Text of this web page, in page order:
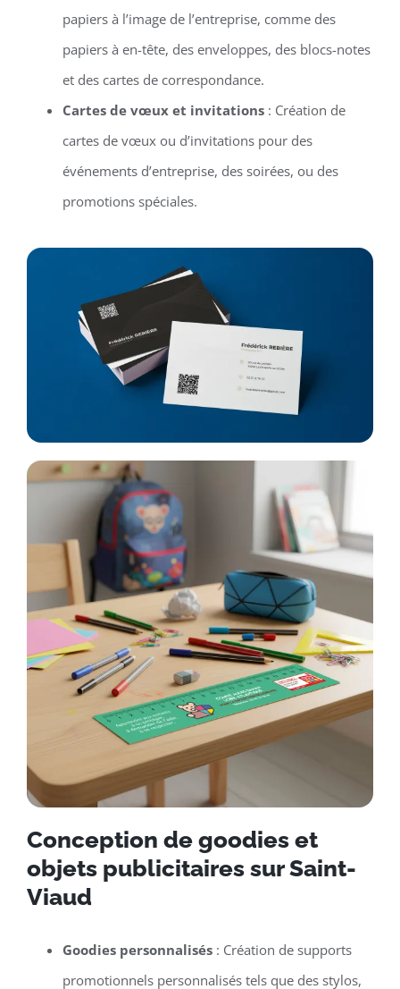
papiers à l’image de l’entreprise, comme des
papiers à en-tête, des enveloppes, des blocs-notes
et des cartes de correspondance.
Cartes de vœux et invitations: Création de
cartes de vœux ou d’invitations pour des
événements d’entreprise, des soirées, ou des
promotions spéciales.
Conception de goodies et
objets publicitaires sur Saint-
Viaud
Goodies personnalisés: Création de supports
promotionnels personnalisés tels que des stylos,